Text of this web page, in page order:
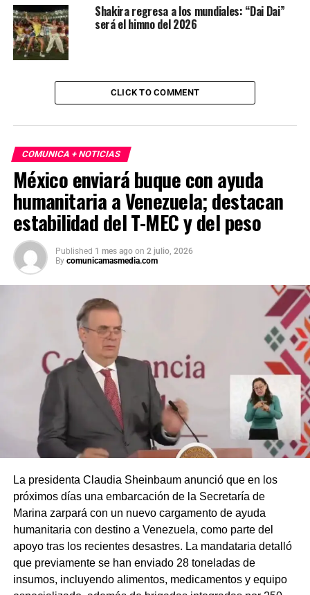
Shakira regresa a los mundiales: “Dai Dai”
será el himno del 2026
CLICK TO COMMENT
COMUNICA + NOTICIAS
México enviará buque con ayuda
humanitaria a Venezuela; destacan
estabilidad del T-MEC y del peso
Published 1 mes ago on 2 julio, 2026
By comunicamasmedia.com
La presidenta Claudia Sheinbaum anunció que en los
próximos días una embarcación de la Secretaría de
Marina zarpará con un nuevo cargamento de ayuda
humanitaria con destino a Venezuela, como parte del
apoyo tras los recientes desastres. La mandataria detalló
que previamente se han enviado 28 toneladas de
insumos, incluyendo alimentos, medicamentos y equipo